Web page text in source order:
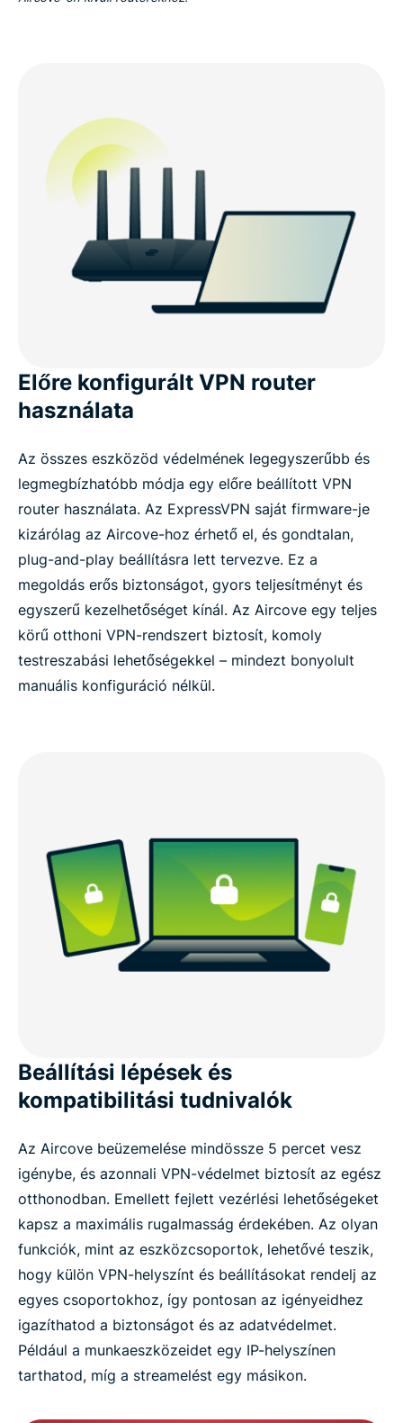
Előre konfigurált VPN router
használata
Az összes eszközöd védelmének legegyszerűbb és
legmegbízhatóbb módja egy előre beállított VPN
router használata. Az ExpressVPN saját firmware-je
kizárólag az Aircove-hoz érhető el, és gondtalan,
plug-and-play beállításra lett tervezve. Ez a
megoldás erős biztonságot, gyors teljesítményt és
egyszerű kezelhetőséget kínál. Az Aircove egy teljes
körű otthoni VPN-rendszert biztosít, komoly
testreszabási lehetőségekkel – mindezt bonyolult
manuális konfiguráció nélkül.
Beállítási lépések és
kompatibilitási tudnivalók
Az Aircove beüzemelése mindössze 5 percet vesz
igénybe, és azonnali VPN-védelmet biztosít az egész
otthonodban. Emellett fejlett vezérlési lehetőségeket
kapsz a maximális rugalmasság érdekében. Az olyan
funkciók, mint az eszközcsoportok, lehetővé teszik,
hogy külön VPN-helyszínt és beállításokat rendelj az
egyes csoportokhoz, így pontosan az igényeidhez
igazíthatod a biztonságot és az adatvédelmet.
Például a munkaeszközeidet egy IP-helyszínen
tarthatod, míg a streamelést egy másikon.